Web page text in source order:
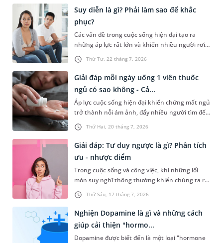
Thứ Tư, 22 tháng 7, 2026
Suy diễn là gì? Phải làm sao để khắc
phục?
Các vấn đề trong cuộc sống hiện đại tạo ra
những áp lực rất lớn và khiến nhiều người rơi
vào trạng thái suy nghĩ quá mức hay suy diễn
sự việc đến mức bị vướng vào những vòng xoáy
không hồi kết. Vấn đề này không chỉ gây ảnh
hưởng đến tinh thần mà còn tác động tiêu cực
đến sức khỏe thể chất. Vậy suy diễn là gì? Dưới
đây là câu trả lời cụ thể và một số lời khuyên
giúp bạn khắc phục vấn đề này và có một cuộc
sống chất lượng, tích cực hơn.
Thứ Hai, 20 tháng 7, 2026
Giải đáp mỗi ngày uống 1 viên thuốc
ngủ có sao không - Cả...
Áp lực cuộc sống hiện đại khiến chứng mất ngủ
trở thành nỗi ám ảnh, đẩy nhiều người tìm đến
thuốc an thần như một giải pháp vào mỗi đêm.
Tuy nhiên, việc sử dụng mỗi ngày uống 1 viên
thuốc ngủ có sao không, liệu có gây tác dụng
phụ nào cho sức khỏe không? Bài viết sẽ chia
sẻ chi tiết hơn về vấn đề này ngay sau đây.
Thứ Sáu, 17 tháng 7, 2026
Giải đáp: Tư duy ngược là gì? Phân tích
ưu - nhược điểm
Trong cuộc sống và công việc, khi những lối
mòn suy nghĩ thông thường khiến chúng ta rơi
vào bế tắc, một lối đi đột phá sẽ mở ra nếu bạn
biết cách lật ngược lại vấn đề hay còn gọi là tư
duy ngược. Vậy bản chất tư duy ngược là gì và
làm thế nào để ứng dụng phương pháp này
một cách khoa học nhằm bứt phá giới hạn của
bản thân?
Nghiện Dopamine là gì và những cách
giúp cải thiện "hormo...
Dopamine được biết đến là một loại "hormone